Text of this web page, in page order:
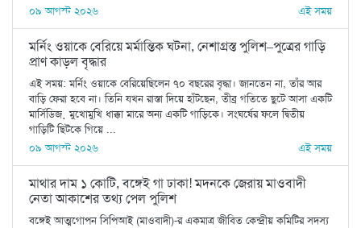
০৯ আগস্ট ২০২৬
এই সময়
মর্নিং ওয়াকে বেরিয়ে মর্মান্তিক ঘটনা, নেশাগ্রস্ত পুলিশ–পুত্রের গাড়ি
প্রাণ কাড়ল বৃদ্ধার
এই সময়: মর্নিং ওয়াকে বেরিয়েছিলেন ৭০ বছরের বৃদ্ধা। জানতেন না, তাঁর আর
বাড়ি ফেরা হবে না। তিনি যখন রাস্তা দিয়ে হাঁটছেন, তীব্র গতিতে ছুটে আসা একটি
মার্সিডিজ় মুখোমুখি ধাক্কা মারে অন্য একটি গাড়িকে। সংঘর্ষের ফলে দ্বিতীয়
গাড়িটি ছিটকে গিয়ে ...
০৯ আগস্ট ২০২৬
এই সময়
মাথার দাম ১ কোটি, বঙ্গেই গা ঢাকা! মদনকে জেরায় মাওবাদী
নেতা আকাশের তথ্য পেল পুলিশ
বঙ্গেই আত্মগোপন সিপিআই (মাওবাদী)-র একমাত্র জীবিত কেন্দ্রীয় কমিটির সদস্য